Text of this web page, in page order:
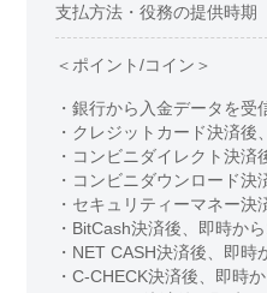
支払方法・役務の提供時期
＜ポイント/コイン＞
・銀行から入金データを
・クレジットカード決済後
・コンビニダイレクト決済
・コンビニダウンロード決
・セキュリティーマネー
・BitCash決済後、即時か
・NET CASH決済後、即時
・C-CHECK決済後、即時